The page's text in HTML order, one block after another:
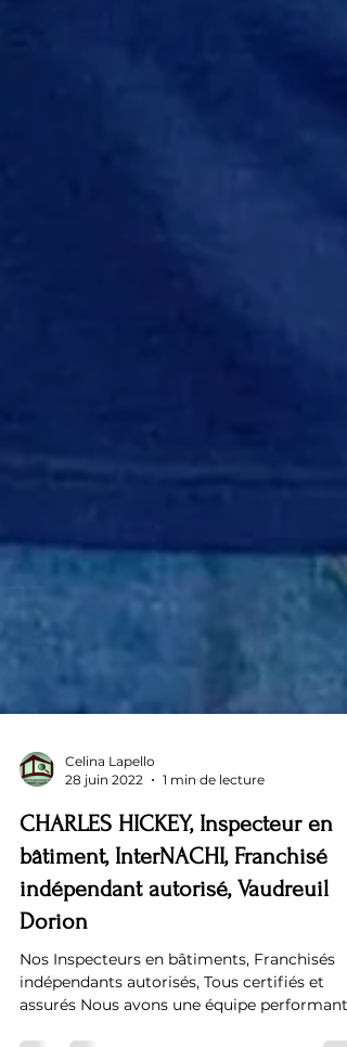
Celina Lapello
28 juin 2022
1 min de lecture
CHARLES HICKEY, Inspecteur en
bâtiment, InterNACHI, Franchisé
indépendant autorisé, Vaudreuil
Dorion